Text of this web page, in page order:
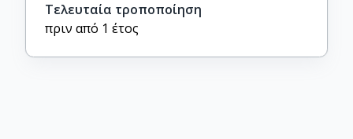
Τελευταία τροποποίηση
πριν από 1 έτος